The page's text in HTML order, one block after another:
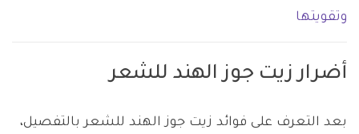
وتقويتها
أضرار زيت جوز الهند للشعر
بعد التعرف على فوائد زيت جوز الهند للشعر بالتفصيل،